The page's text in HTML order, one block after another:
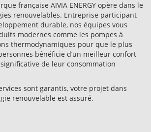
française AIVIA ENERGY opère dans le
renouvelables. Entreprise participant
durable, nos équipes vous
modernes comme les pompes à
thermodynamiques pour que le plus
bénéficie d’un meilleur confort
de leur consommation
sont garantis, votre projet dans
renouvelable est assuré.